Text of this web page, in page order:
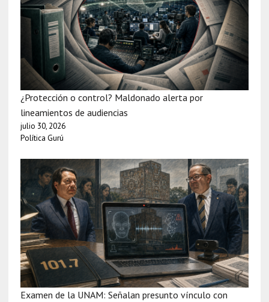
¿Protección o control? Maldonado alerta por
lineamientos de audiencias
julio 30, 2026
Política Gurú
Examen de la UNAM: Señalan presunto vínculo con